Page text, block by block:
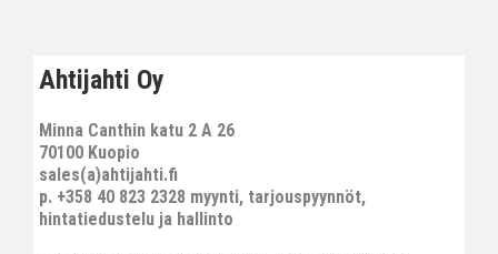
Ahtijahti Oy
Minna Canthin katu 2 A 26
70100 Kuopio
sales(a)ahtijahti.fi
p. +358 40 823 2328 myynti, tarjouspyynnöt,
hintatiedustelu ja hallinto